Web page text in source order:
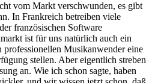
vom Markt verschwunden, es gibt
In Frankreich betreiben viele
französischen Software
ist für uns natürlich auch ein
Musikanwender eine
stellen. Aber eigentlich streben
an. Wie ich schon sagte, haben